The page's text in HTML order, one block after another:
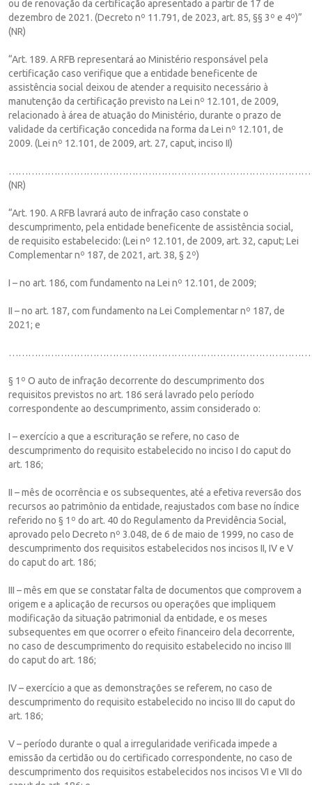
ou de renovação da certificação apresentado a partir de 17 de
dezembro de 2021. (Decreto nº 11.791, de 2023, art. 85, §§ 3º e 4º)”
(NR)
“Art. 189. A RFB representará ao Ministério responsável pela
certificação caso verifique que a entidade beneficente de
assistência social deixou de atender a requisito necessário à
manutenção da certificação previsto na Lei nº 12.101, de 2009,
relacionado à área de atuação do Ministério, durante o prazo de
validade da certificação concedida na forma da Lei nº 12.101, de
2009. (Lei nº 12.101, de 2009, art. 27, caput, inciso II)
(NR)
“Art. 190. A RFB lavrará auto de infração caso constate o
descumprimento, pela entidade beneficente de assistência social,
de requisito estabelecido: (Lei nº 12.101, de 2009, art. 32, caput; Lei
Complementar nº 187, de 2021, art. 38, § 2º)
I – no art. 186, com fundamento na Lei nº 12.101, de 2009;
II – no art. 187, com fundamento na Lei Complementar nº 187, de
2021; e
§ 1º O auto de infração decorrente do descumprimento dos
requisitos previstos no art. 186 será lavrado pelo período
correspondente ao descumprimento, assim considerado o:
I – exercício a que a escrituração se refere, no caso de
descumprimento do requisito estabelecido no inciso I do caput do
art. 186;
II – mês de ocorrência e os subsequentes, até a efetiva reversão dos
recursos ao patrimônio da entidade, reajustados com base no índice
referido no § 1º do art. 40 do Regulamento da Previdência Social,
aprovado pelo Decreto nº 3.048, de 6 de maio de 1999, no caso de
descumprimento dos requisitos estabelecidos nos incisos II, IV e V
do caput do art. 186;
III – mês em que se constatar falta de documentos que comprovem a
origem e a aplicação de recursos ou operações que impliquem
modificação da situação patrimonial da entidade, e os meses
subsequentes em que ocorrer o efeito financeiro dela decorrente,
no caso de descumprimento do requisito estabelecido no inciso III
do caput do art. 186;
IV – exercício a que as demonstrações se referem, no caso de
descumprimento do requisito estabelecido no inciso III do caput do
art. 186;
V – período durante o qual a irregularidade verificada impede a
emissão da certidão ou do certificado correspondente, no caso de
descumprimento dos requisitos estabelecidos nos incisos VI e VII do